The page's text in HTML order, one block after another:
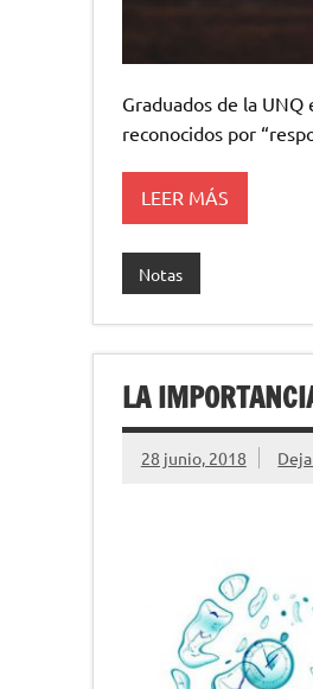
Graduados de la
reconocidos por
LEER MÁS
Notas
LA
28 junio, 2018